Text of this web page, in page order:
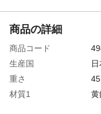
商品の詳細
商品コード
生産国
重さ
材質1
黄